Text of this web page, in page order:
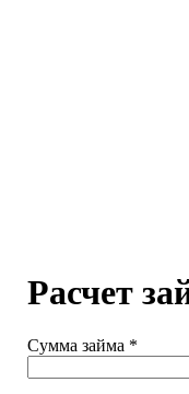
Расчет
Сумма займа *